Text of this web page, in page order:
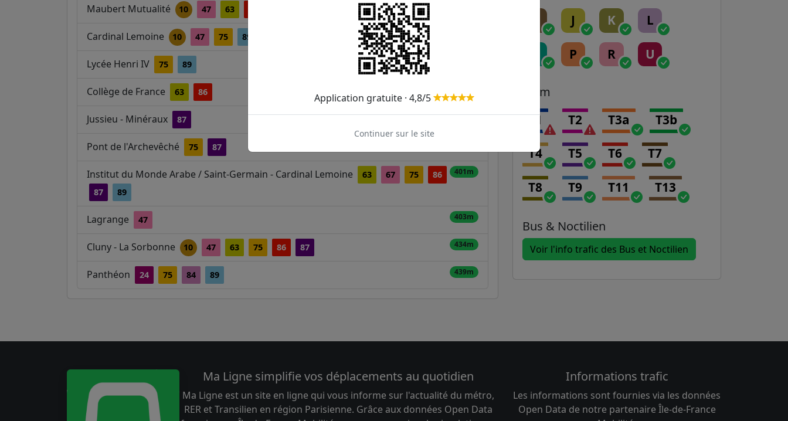
Maubert Mutualité 10 47 63
Cardinal Lemoine 10 47 75 89
Lycée Henri IV 75 89
Collège de France 63 86
Jussieu - Minéraux 87 312m
Pont de l'Archevêché 75 87
Institut du Monde Arabe / Saint-Germain - Cardinal Lemoine 63 67 75
86
87
89
401m
Lagrange 47 403m
Cluny - La Sorbonne 10 47 63 75 86 87 434m
Panthéon 24 75 84 89 439m
J K L
P R U
Tram
T1 T2 T3a T3b
T4 T5 T6 T7
T8 T9 T11 T13
Bus & Noctilien
Voir l'info trafic des Bus et Noctilien
Ma Ligne simplifie vos déplacements au quotidien
Ma Ligne est un site en ligne qui vous informe sur l'actualité du métro,
RER et Transilien en région Parisienne. Grâce aux données Open Data
Informations trafic
Les informations sont fournies via les données
Open Data de notre partenaire Île-de-France
Application gratuite · 4,8/5
Continuer sur le site